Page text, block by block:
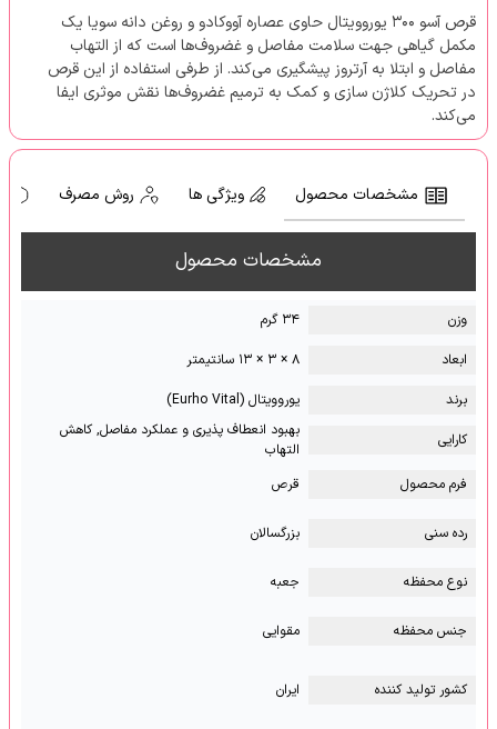
قرص آسو ۳۰۰ یوروویتال حاوی عصاره آووکادو و روغن دانه سویا یک
مکمل گیاهی جهت سلامت مفاصل و غضروف‌ها است که از التهاب
مفاصل و ابتلا به آرتروز پیشگیری می‌کند. از طرفی استفاده از این قرص
در تحریک کلاژن سازی و کمک به ترمیم غضروف‌ها نقش موثری ایفا
می‌کند.
مشخصات محصول ویژگی ها روش مصرف
مشخصات محصول
وزن
۳۴ گرم
ابعاد
۸ × ۳ × ۱۳ سانتیمتر
برند
یوروویتال (Eurho Vital)
کارایی
بهبود انعطاف پذیری و عملکرد مفاصل, کاهش
التهاب
فرم محصول
قرص
رده سنی بزرگسالان
نوع محفظه جعبه
جنس محفظه مقوایی
کشور تولید کننده ایران